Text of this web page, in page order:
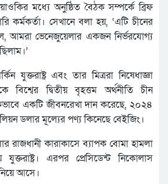
মধ্যে অনুষ্ঠিত বৈঠক সম্পর্কে ব্রিফ
কর্মকর্তা। সেখানে বলা হয়, ‘এটি চীনের
আমরা ভেনেজুয়েলার একজন নির্ভরযোগ্য
যুক্তরাষ্ট্র এবং তার মিত্ররা নিষেধাজ্ঞা
দ্বিতীয় বৃহত্তম অর্থনীতি চীন
একটি জীবনরেখা দান করেছে, ২০২৪
ডলার মূল্যের পণ্য কিনেছে বেইজিং।
রাজধানী কারাকাসে ব্যাপক বোমা হামলা
এরপর প্রেসিডেন্ট নিকোলাস
আসে।